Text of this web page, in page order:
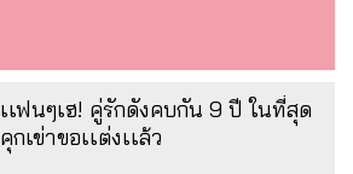
เเฟนๆเฮ! คู่รักดังคบกัน 9 ปี ในที่สุด
คุกเข่าขอเเต่งเเล้ว